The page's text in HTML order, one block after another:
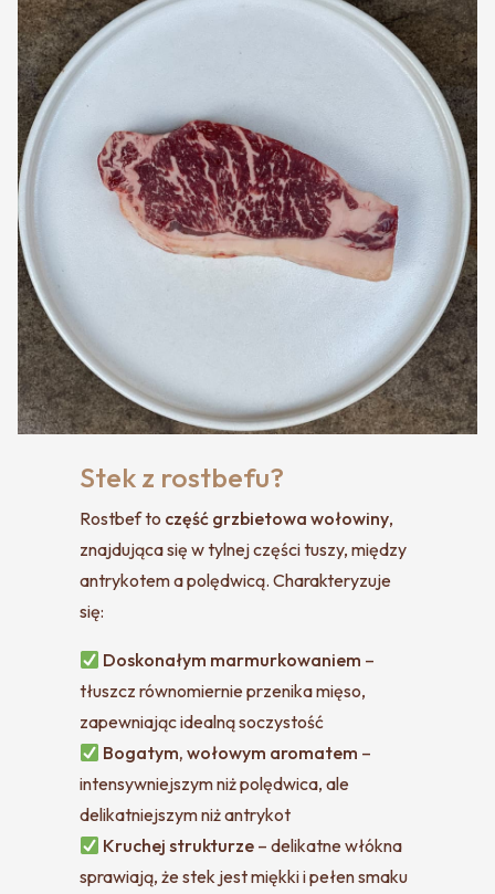
Stek z rostbefu?
Rostbef to część grzbietowa wołowiny,
znajdująca się w tylnej części tuszy, między
antrykotem a polędwicą. Charakteryzuje
się:
Doskonałym marmurkowaniem –
tłuszcz równomiernie przenika mięso,
zapewniając idealną soczystość
Bogatym, wołowym aromatem –
intensywniejszym niż polędwica, ale
delikatniejszym niż antrykot
Kruchej strukturze – delikatne włókna
sprawiają, że stek jest miękki i pełen smaku